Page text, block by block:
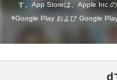
す。App Storeは、Apple Inc.の
Google Play および Google
d